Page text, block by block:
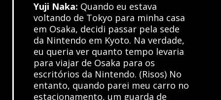
Yuji Naka: Quando eu estava
voltando de Tokyo para minha casa
em Osaka, decidi passar pela sede
da Nintendo em Kyoto. Na verdade,
eu queria ver quanto tempo levaria
para viajar de Osaka para os
escritórios da Nintendo. (Risos) No
entanto, quando parei meu carro no
estacionamento, um guarda de